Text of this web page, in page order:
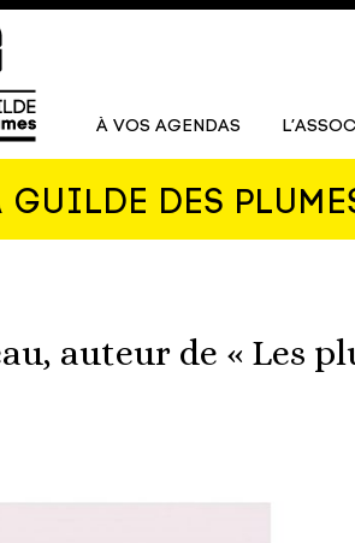
À VOS AGENDAS
GUILDE DES
auteur de « Les